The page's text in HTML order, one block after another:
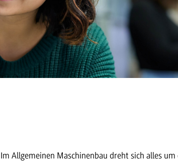
Im Allgemeinen Maschinenbau dreht sich alles